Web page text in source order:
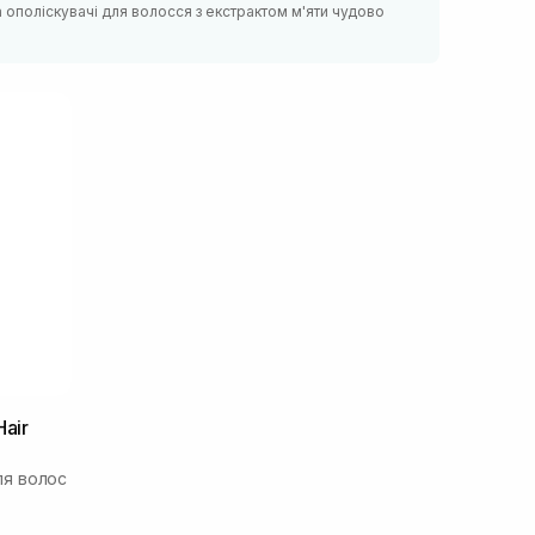
для волосся з екстрактом м'яти чудово
волос